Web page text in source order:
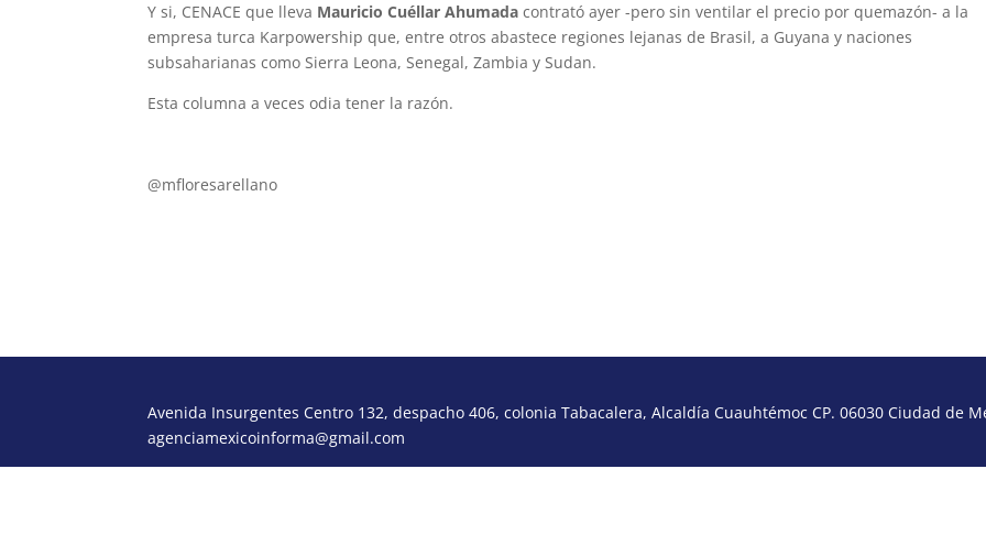
Y si, CENACE que lleva Mauricio Cuéllar Ahumada contrató ayer -pero sin ventilar el precio por quemazón- a la
empresa turca Karpowership que, entre otros abastece regiones lejanas de Brasil, a Guyana y naciones
subsaharianas como Sierra Leona, Senegal, Zambia y Sudan.
Esta columna a veces odia tener la razón.
@mfloresarellano
Avenida Insurgentes Centro 132, despacho 406, colonia Tabacalera, Alcaldía Cuauhtémoc CP. 06030 Ciudad de
agenciamexicoinforma@gmail.com